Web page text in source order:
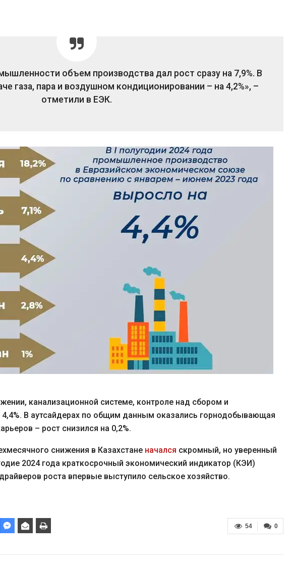
объем производства дал рост сразу на 7,9%. В
газа, пара и воздушном кондиционировании – на 4,2%», –
отметили в ЕЭК.
канализационной системе, контроле над сбором и
В аутсайдерах по общим данным оказались горнодобывающая
– рост снизился на 0,2%.
снижения в Казахстане начался скромный, но уверенный
2024 года краткосрочный экономический индикатор (КЭИ)
роста впервые выступило сельское хозяйство.
0
54